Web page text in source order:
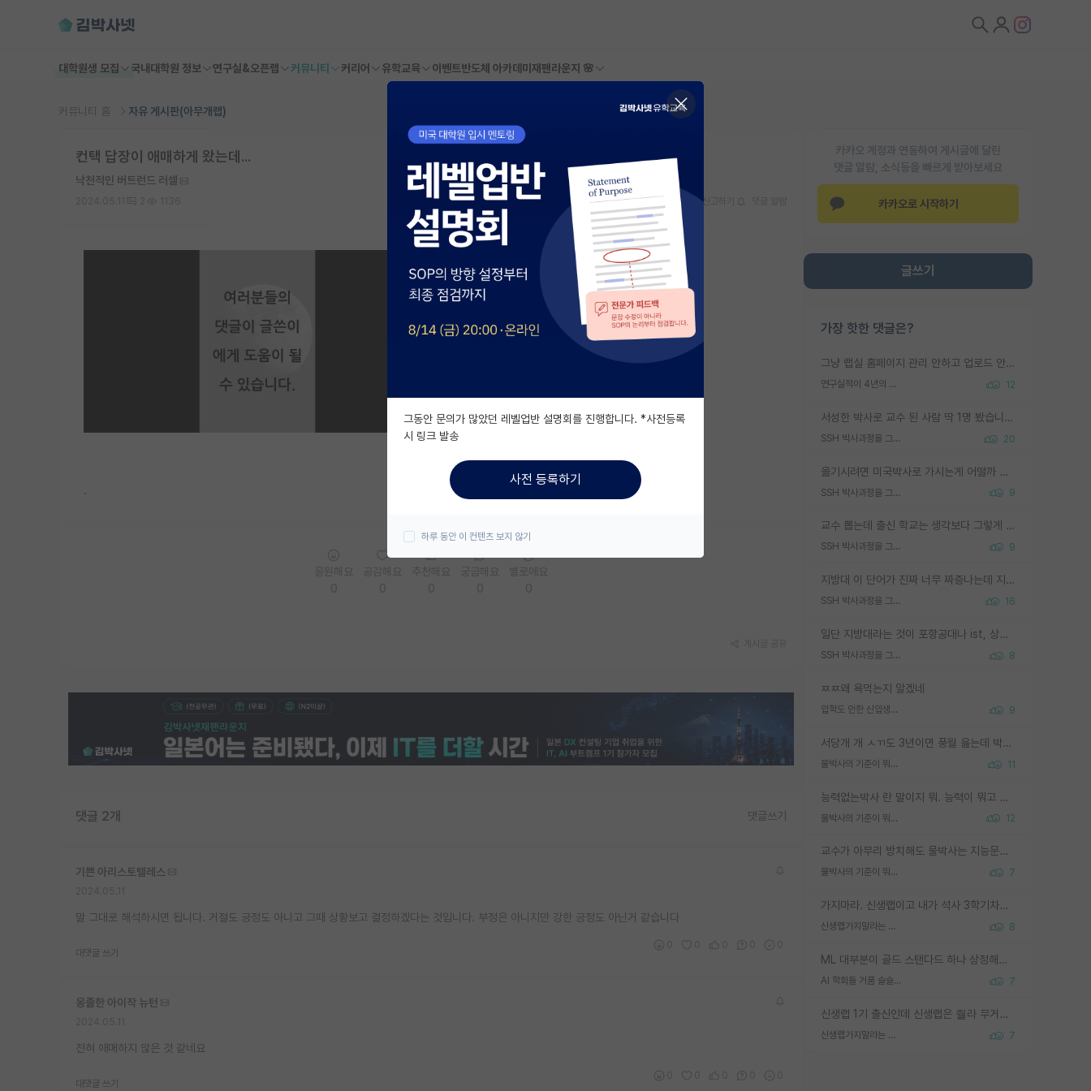
대학원생 모집 국내대학원 정보 연구실&오픈랩 커뮤니티 커리어 유학교육 이벤트반도체 아카데미 재팬라운지 🌸
커뮤니티 홈 자유 게시판(아무개랩)
카카오 계정과 연동하여 게시글에 달린
댓글 알람, 소식등을 빠르게 받아보세요
카카오로 시작하기
글쓰기
가장 핫한 댓글은?
그냥 랩실 홈페이지 관리 안하고 업로드 안한거 아님?
연구실적이 4년의 공백이 있는거 어떻게 생각하냐 12
서성한 박사로 교수 된 사람 딱 1명 봤습니다. 근데 지방대 박사로 교수된 거는 기적이 일어나야되요. 서성한 학부부터여도 빡센게 교수임용일텐데 지방대박사로 무슨 교수가 되나요...... 중소기업/중견기업 팀장급/연구소장급이나 될거 같네요.
SSH 박사과정을 그만두고 지방대 박사로 옮기면 교수의 꿈은 끝일까요? 20
옮기시려면 미국박사로 가시는게 어떨까 싶네요. 교수가 꿈이면 미국박사 하고 미국교수 까지 같이 노리시는게 기회가 많지 않을까요?
SSH 박사과정을 그만두고 지방대 박사로 옮기면 교수의 꿈은 끝일까요? 9
교수 뽑는데 출신 학교는 생각보다 그렇게 안 봄. 앞으로는 더 안 보게 될거임. 박사는 어디서 진행해도 됨. 단, 제대로 쌓고 좋은 실적 만들 수 있다면. 그런데 지방대는 그럴 가능성이 지극히 낮음. 나만 열심히 잘 하면 된다? 인간은 주변 환경에 지배되는 나약한 존재임. 주변의 지방대 대학원생과 섞이고 지방 특유의 여유로움 또는 나쁘게 얘기해서 나태함에 젖어 살다보면 교수의 꿈 자체를 잊어버리게 될 가능성도 있음. 주변 환경이 70~80%임.
SSH 박사과정을 그만두고 지방대 박사로 옮기면 교수의 꿈은 끝일까요? 9
지방대 이 단어가 진짜 너무 짜증나는데 지방대면 다 그냥 쓰레기인가요? 무슨 말 같지도 않은 댓글들이 있는건지??? 지방에도 충분히 좋은 대학 많고 충분히 잘하는 교수님들 많습니다 포항공대 4개 IST 대표 지거국들 여기 모두 다 지방에 있고 여기 출신들 중에 교수하는 분들 적지 않습니다 지거국 출신이 무슨 교수를 하냐?라고 생각할 사람들 많은데 상위 대표 지거국에 아웃라이어들 많습니다 결국 개인의 연구역량과 실적이 중요합니다 이 역량을 펼치는데 있어서 지도교수와의 합도 중요합니다. 그리고 경력이 필요하면 해외포닥까지 다녀오세요
SSH 박사과정을 그만두고 지방대 박사로 옮기면 교수의 꿈은 끝일까요? 16
일단 지방대라는 것이 포항공대나 ist, 상위 지거국은 아니라고 생각하겠습니다. 그런곳은 서성한에 비해 소위 대학 네임밸류가 크게 뒤떨어지지는 않으니까요. 대학 이름이 중요하냐? 당연합니다. 대학 이름이 좋아서 좋은 아웃풋이 나오는 것이냐, 좋은 대학은 좋은 사람과 좋은 기회가 몰려있으니 아웃풋도 자연스럽게 좋아지는 것이냐? 대답하기 어려운 문제입니다. 아직 한국 사회에서 학벌을 보는 것도, 특히 이공계를 중심으로 학벌보다는 실적 위주라는 분위기가 형성되는 것도 사실입니다. 지방대 출신으로 전임교수가 될수 있느냐? 가능 불가능을 따지면 당연히 가능입니다. 지방대 박사 출신으로 전임교원이 된 경우가 실제로 있으니까요. 현실적인 가능성이 있느냐? 지금 이정도 대학의 교수가 되고싶다고 생각되는 대학 들어가서 컴공과 교수 목록 켜고 박사 어디서 받았는지 쭉 한번 보세요. 냉정하게 지방대 출신인 분들이 많지는 않으실겁니다.
SSH 박사과정을 그만두고 지방대 박사로 옮기면 교수의 꿈은 끝일까요? 8
ㅉㅉ왜 욕먹는지 알겠네
입학도 안한 신입생이 원래 관심을 받나요 9
서당개 개 ㅅㄲ도 3년이면 풍월 읊는데 박사 5년 이상 대리고 있으면서 물된건 교수 탓 맞는ㄱ게 거기가 서당이 아니란 소리임
물박사의 기준이 뭐임? 11
능력없는박사 란 말이지 뭐. 능력이 뭐고 능력이 있다는게 뭔지는 사람마다 기준이 다르니까 얘기해봐야 서로 자기 기준만 얘기해서 논쟁이 끝이 안나고. 주위에서 능력있고 야심있는 신입생이 교수가 유의미한 피드백을 아예 안주면서 제대로된 과제에 참여해볼 기회도 제공하지 않고 잡일 뺑뺑이만 돌려서 맨날 단순작업만 하면서 밤새다가 눈빛이 점점 죽어가는걸 본 사람은 물박사는 교수탓이라고 하고, 교수는 이것저것 알려도 주고 기회도 주고 사수 동기 붙여주면서 어떻게든 끌고가려고 하는데 본인이 매일 뺀질거리면서 출근 하는둥마는둥 하다가 기껏 와서도 폰이나 쳐다보다가 실험 망치고 저녁약속있어서 먼저 가볼게요~ 하는걸 본 사람은 물박사는 본인탓이라고 함.
물박사의 기준이 뭐임? 12
교수가 아무리 방치해도 물박사는 지능문제고 본인 의지 문제임. 만물 교수탓 하는 애들이 이상한거임.
물박사의 기준이 뭐임? 7
가지마라. 신생랩이고 내가 석사 3학기차인데 최고참인데 나도 아무것도 모르는데 교수가 후배들 왜 논문 교육 안시키냐. 논문 왜 안 써오냐 닦달한다
신생랩가지말라는 이유가 있었구나 8
ML 대부분이 골드 스탠다드 하나 상정해놓고 (벤치마크 데이터셋이 여러 개면 여러 개 상정) 그거 얼마나 잘 맞추나 싸움임 가끔 번뜩이는 설계 철학을 보여주는 논문들도 있지만 대부분 그거 성적 얼마나 더 올리느라에 혈안이 되어 있는 측면이 잇음
AI 학회들 거품 슬슬 지적이 나오네요 7
신생랩 1기 출신인데 신생랩은 줠라 무거운 바벨 같은거임. 들면 대박인데 못들면 깔려 죽음. 아무도 알려주지 않는 환경에서 자생해야하지만, 일단 살아남았다면 그 어떤 사람보다 악착같고 생존력 높은 사람으로 거듭날 수 있음
신생랩가지말라는 이유가 있었구나 7
컨택 답장이 애매하게 왔는데...
낙천적인 버트런드 러셀
스크랩 신고하기
.
댓글 2개 댓글쓰기
기쁜 아리스토텔레스
말 그대로 해석하시면 됩니다. 거절도 긍정도 아니고 그때 상황보고 결정하겠다는 것입니다. 부정은 아니지만 강한 긍정도 아닌거 같습니다
대댓글 쓰기
옹졸한 아이작 뉴턴
전혀 애매하지 않은 것 같네요
대댓글 쓰기
그동안 문의가 많았던 레벨업반 설명회를 진행합니다. *사전등록
시 링크 발송
사전 등록하기
하루 동안 이 컨텐츠 보지 않기